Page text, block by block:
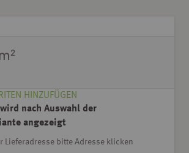
2
HINZUFÜGEN
nach Auswahl der
angezeigt
Lieferadresse bitte Adresse klicken